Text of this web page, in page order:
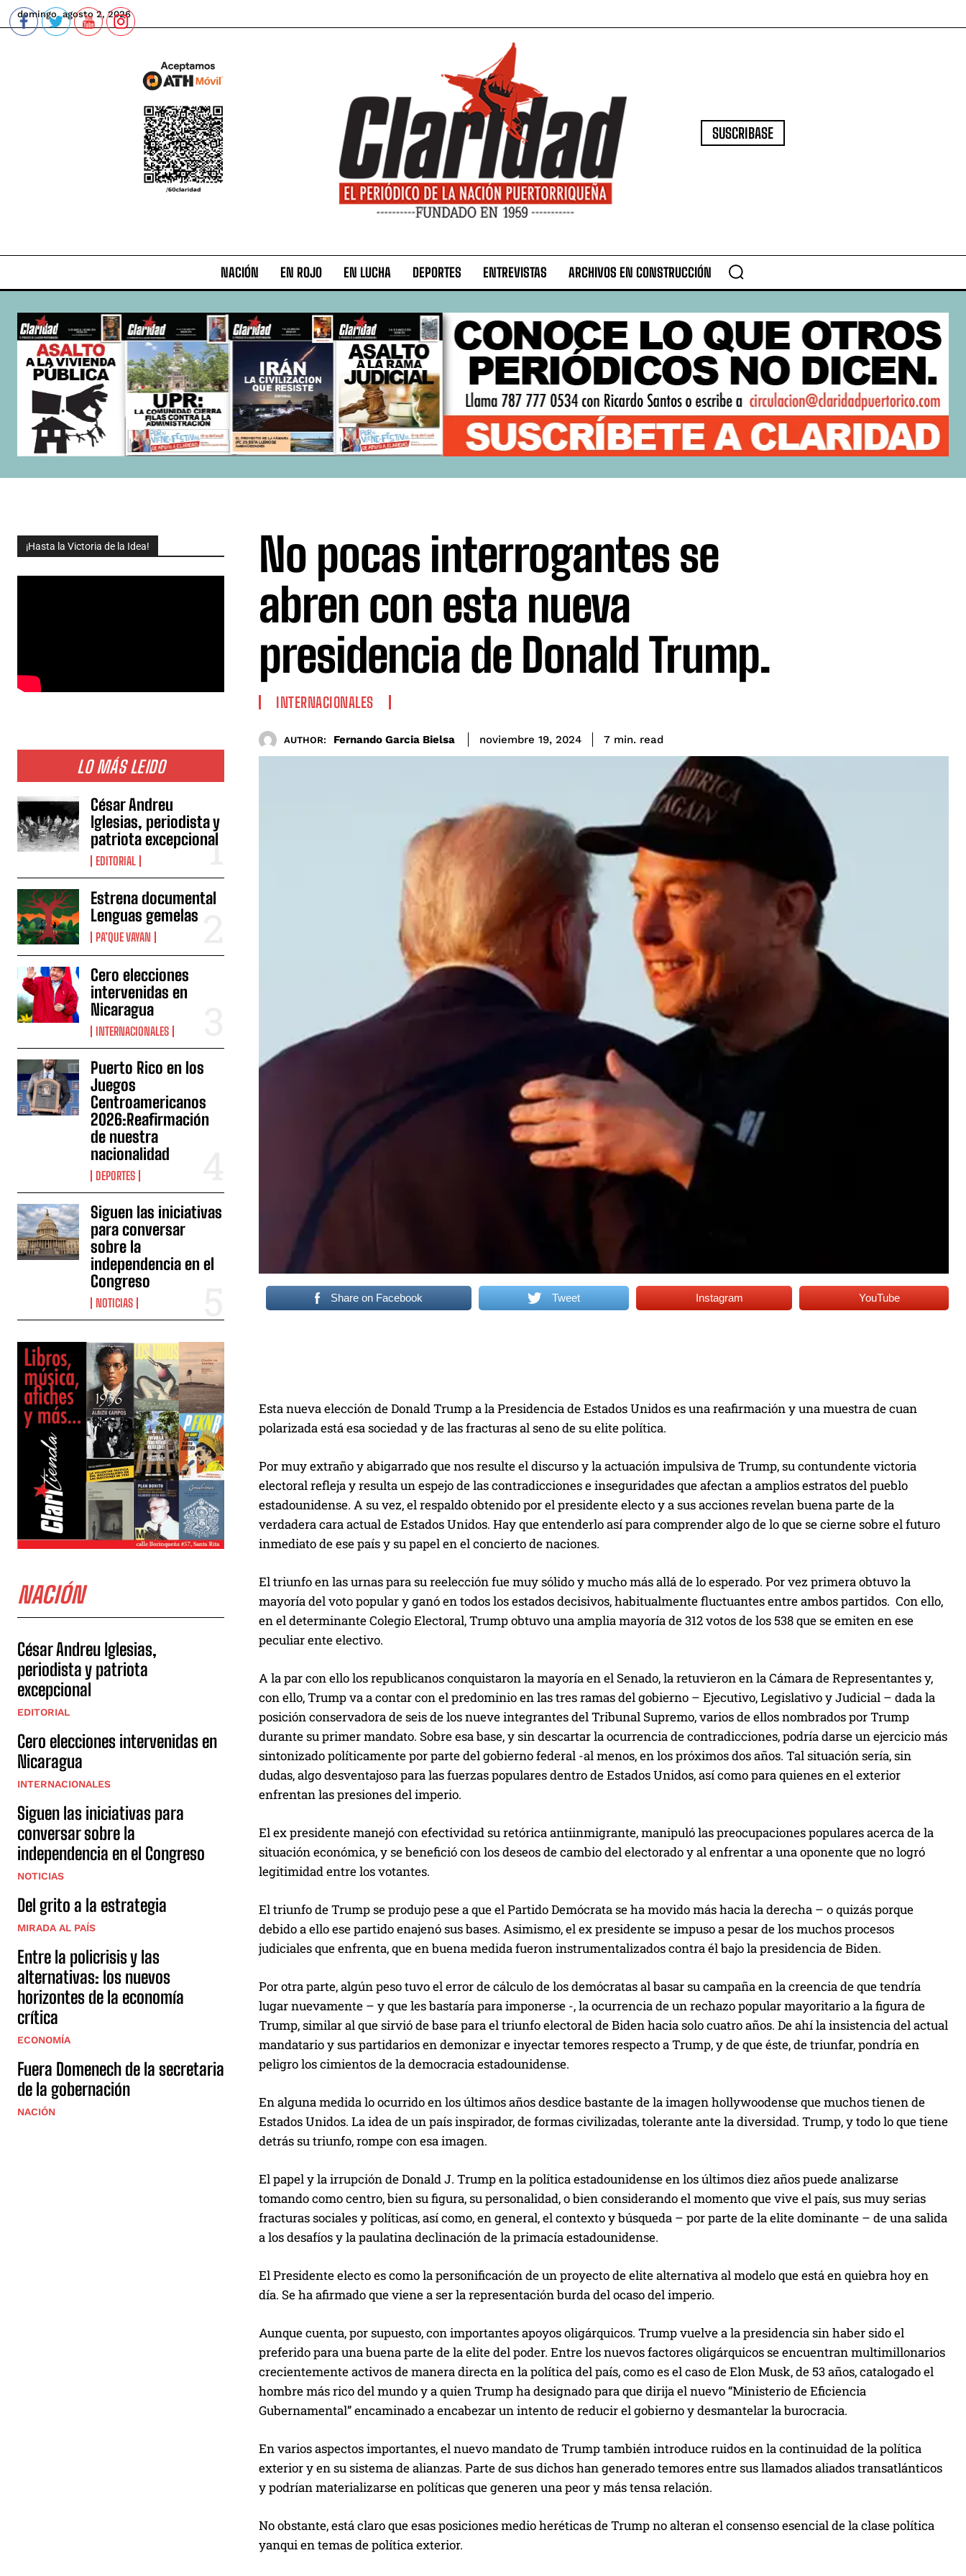
domingo, agosto 2, 2026
SUSCRIBASE
NACIÓN EN ROJO EN LUCHA DEPORTES ENTREVISTAS ARCHIVOS EN CONSTRUCCIÓN
¡Hasta la Victoria de la Idea!
LO MÁS LEIDO
César Andreu
Iglesias, periodista y
patriota excepcional
EDITORIAL
Estrena documental
Lenguas gemelas
PA’QUE VAYAN
Cero elecciones
intervenidas en
Nicaragua
INTERNACIONALES
Puerto Rico en los
Juegos
Centroamericanos
2026:Reafirmación
de nuestra
nacionalidad
DEPORTES
Siguen las iniciativas
para conversar
sobre la
independencia en el
Congreso
NOTICIAS
NACIÓN
César Andreu Iglesias,
periodista y patriota
excepcional
EDITORIAL
Cero elecciones intervenidas en
Nicaragua
INTERNACIONALES
Siguen las iniciativas para
conversar sobre la
independencia en el Congreso
NOTICIAS
Del grito a la estrategia
MIRADA AL PAÍS
Entre la policrisis y las
alternativas: los nuevos
horizontes de la economía
crítica
ECONOMÍA
Fuera Domenech de la secretaria
de la gobernación
NACIÓN
No pocas interrogantes se
abren con esta nueva
presidencia de Donald Trump.
INTERNACIONALES
AUTHOR: Fernando Garcia Bielsa noviembre 19, 2024 7 min. read
Share on Facebook Tweet Instagram YouTube
Esta nueva elección de Donald Trump a la Presidencia de Estados Unidos es una reafirmación y una muestra de cuan
polarizada está esa sociedad y de las fracturas al seno de su elite política.
Por muy extraño y abigarrado que nos resulte el discurso y la actuación impulsiva de Trump, su contundente victoria
electoral refleja y resulta un espejo de las contradicciones e inseguridades que afectan a amplios estratos del pueblo
estadounidense. A su vez, el respaldo obtenido por el presidente electo y a sus acciones revelan buena parte de la
verdadera cara actual de Estados Unidos. Hay que entenderlo así para comprender algo de lo que se cierne sobre el futuro
inmediato de ese país y su papel en el concierto de naciones.
El triunfo en las urnas para su reelección fue muy sólido y mucho más allá de lo esperado. Por vez primera obtuvo la
mayoría del voto popular y ganó en todos los estados decisivos, habitualmente fluctuantes entre ambos partidos. Con ello,
en el determinante Colegio Electoral, Trump obtuvo una amplia mayoría de 312 votos de los 538 que se emiten en ese
peculiar ente electivo.
A la par con ello los republicanos conquistaron la mayoría en el Senado, la retuvieron en la Cámara de Representantes y,
con ello, Trump va a contar con el predominio en las tres ramas del gobierno – Ejecutivo, Legislativo y Judicial – dada la
posición conservadora de seis de los nueve integrantes del Tribunal Supremo, varios de ellos nombrados por Trump
durante su primer mandato. Sobre esa base, y sin descartar la ocurrencia de contradicciones, podría darse un ejercicio más
sintonizado políticamente por parte del gobierno federal -al menos, en los próximos dos años. Tal situación sería, sin
dudas, algo desventajoso para las fuerzas populares dentro de Estados Unidos, así como para quienes en el exterior
enfrentan las presiones del imperio.
El ex presidente manejó con efectividad su retórica antiinmigrante, manipuló las preocupaciones populares acerca de la
situación económica, y se benefició con los deseos de cambio del electorado y al enfrentar a una oponente que no logró
legitimidad entre los votantes.
El triunfo de Trump se produjo pese a que el Partido Demócrata se ha movido más hacia la derecha – o quizás porque
debido a ello ese partido enajenó sus bases. Asimismo, el ex presidente se impuso a pesar de los muchos procesos
judiciales que enfrenta, que en buena medida fueron instrumentalizados contra él bajo la presidencia de Biden.
Por otra parte, algún peso tuvo el error de cálculo de los demócratas al basar su campaña en la creencia de que tendría
lugar nuevamente – y que les bastaría para imponerse -, la ocurrencia de un rechazo popular mayoritario a la figura de
Trump, similar al que sirvió de base para el triunfo electoral de Biden hacia solo cuatro años. De ahí la insistencia del actual
mandatario y sus partidarios en demonizar e inyectar temores respecto a Trump, y de que éste, de triunfar, pondría en
peligro los cimientos de la democracia estadounidense.
En alguna medida lo ocurrido en los últimos años desdice bastante de la imagen hollywoodense que muchos tienen de
Estados Unidos. La idea de un país inspirador, de formas civilizadas, tolerante ante la diversidad. Trump, y todo lo que tiene
detrás su triunfo, rompe con esa imagen.
El papel y la irrupción de Donald J. Trump en la política estadounidense en los últimos diez años puede analizarse
tomando como centro, bien su figura, su personalidad, o bien considerando el momento que vive el país, sus muy serias
fracturas sociales y políticas, así como, en general, el contexto y búsqueda – por parte de la elite dominante – de una salida
a los desafíos y la paulatina declinación de la primacía estadounidense.
El Presidente electo es como la personificación de un proyecto de elite alternativa al modelo que está en quiebra hoy en
día. Se ha afirmado que viene a ser la representación burda del ocaso del imperio.
Aunque cuenta, por supuesto, con importantes apoyos oligárquicos. Trump vuelve a la presidencia sin haber sido el
preferido para una buena parte de la elite del poder. Entre los nuevos factores oligárquicos se encuentran multimillonarios
crecientemente activos de manera directa en la política del país, como es el caso de Elon Musk, de 53 años, catalogado el
hombre más rico del mundo y a quien Trump ha designado para que dirija el nuevo “Ministerio de Eficiencia
Gubernamental” encaminado a encabezar un intento de reducir el gobierno y desmantelar la burocracia.
En varios aspectos importantes, el nuevo mandato de Trump también introduce ruidos en la continuidad de la política
exterior y en su sistema de alianzas. Parte de sus dichos han generado temores entre sus llamados aliados transatlánticos
y podrían materializarse en políticas que generen una peor y más tensa relación.
No obstante, está claro que esas posiciones medio heréticas de Trump no alteran el consenso esencial de la clase política
yanqui en temas de política exterior.